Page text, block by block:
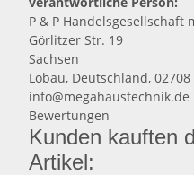
P & P Handelsgesellschaft
Görlitzer Str. 19
Sachsen
Löbau, Deutschland, 02708
info@megahaustechnik.de
Bewertungen
Kunden kauften
Artikel: